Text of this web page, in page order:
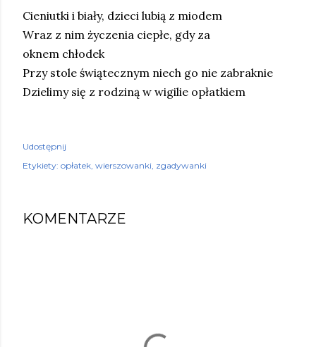
Cieniutki i biały, dzieci lubią z miodem
Wraz z nim życzenia ciepłe, gdy za
oknem chłodek
Przy stole świątecznym niech go nie zabraknie
Dzielimy się z rodziną w wigilie opłatkiem
Udostępnij
Etykiety: opłatek wierszowanki zgadywanki
KOMENTARZE